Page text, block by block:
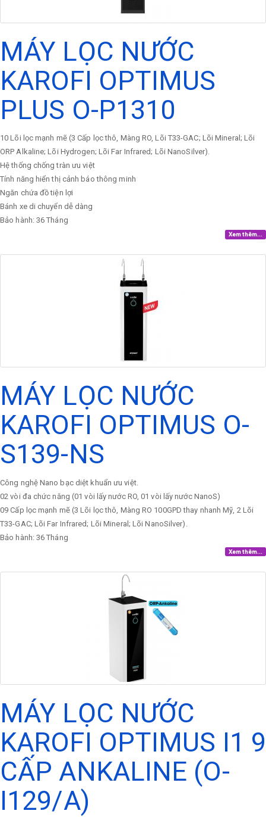
MÁY LỌC NƯỚC
KAROFI OPTIMUS
PLUS O-P1310
10 Lõi lọc mạnh mẽ (3 Cấp lọc thô, Màng RO, Lõi T33-GAC; Lõi Mineral; Lõi
ORP Alkaline; Lõi Hydrogen; Lõi Far Infrared; Lõi NanoSilver).
Hệ thống chống tràn ưu việt
Tính năng hiển thị cảnh báo thông minh
Ngăn chứa đồ tiện lợi
Bánh xe di chuyển dễ dàng
Bảo hành: 36 Tháng
Xem thêm...
MÁY LỌC NƯỚC
KAROFI OPTIMUS O-
S139-NS
Công nghệ Nano bạc diệt khuẩn ưu việt.
02 vòi đa chức năng (01 vòi lấy nước RO, 01 vòi lấy nước NanoS)
09 Cấp lọc mạnh mẽ (3 Lõi lọc thô, Màng RO 100GPD thay nhanh Mỹ, 2 Lõi
T33-GAC; Lõi Far Infrared; Lõi Mineral; Lõi NanoSilver).
Bảo hành: 36 Tháng
Xem thêm...
MÁY LỌC NƯỚC
KAROFI OPTIMUS I1 9
CẤP ANKALINE (O-
I129/A)